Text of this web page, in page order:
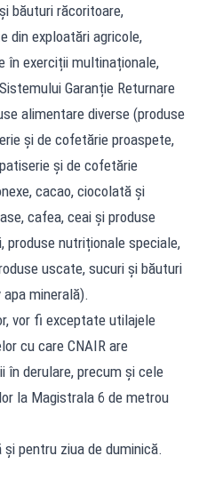
băuturi răcoritoare,
din exploatări agricole,
în exerciții multinaționale,
Garanție Returnare
alimentare diverse (produse
și de cofetărie proaspete,
și de cofetărie
cacao, ciocolată și
cafea, ceai și produse
produse nutriționale speciale,
uscate, sucuri și băuturi
minerală).
vor fi exceptate utilajele
cu care CNAIR are
în derulare, precum și cele
la Magistrala 6 de metrou
pentru ziua de duminică.